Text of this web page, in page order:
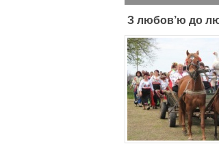
З любов’ю до